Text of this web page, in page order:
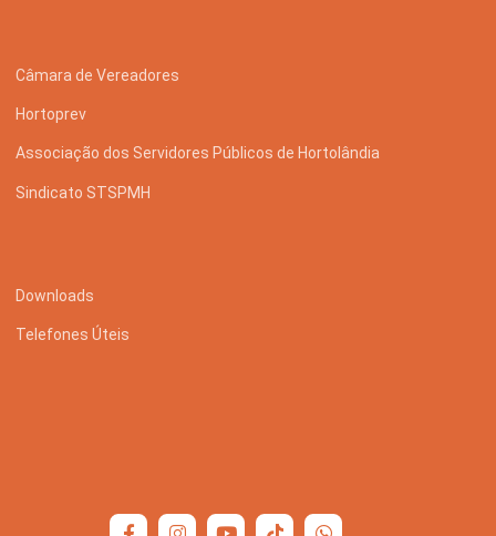
Câmara de Vereadores
Hortoprev
Associação dos Servidores Públicos de Hortolândia
Sindicato STSPMH
Downloads
Telefones Úteis